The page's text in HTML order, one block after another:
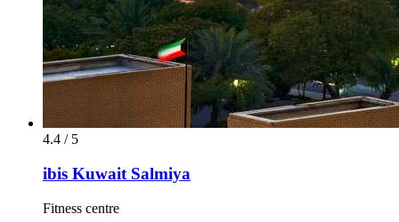
4.4 / 5
ibis Kuwait Salmiya
Fitness centre